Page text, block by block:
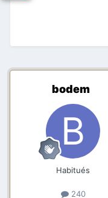
bodem
Habitués
240